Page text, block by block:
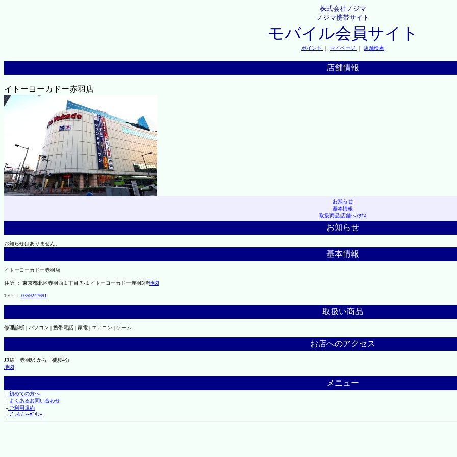
株式会社ノジマ
ノジマ携帯サイト
モバイル会員サイト
ポイント ｜ マイページ ｜ 店舗検索
店舗情報
イトーヨーカドー赤羽店
お知らせ
基本情報
取扱商品|店舗へｱｸｾｽ
お知らせ
お知らせはありません。
基本情報
イトーヨーカドー赤羽店
住所 ： 東京都北区赤羽西１丁目７-１イトーヨーカドー赤羽5階地図
TEL ： 0359247691
取扱い商品
修理診断 | パソコン | 携帯電話 | 家電 | エアコン | ゲーム
お店へのアクセス
JR線 赤羽駅 から 徒歩4分
地図
メニュー
├初めての方へ
├ よくあるお問い合わせ
├ご利用規約
└ﾌﾟﾗｲﾊﾞｼｰﾎﾟﾘｼｰ